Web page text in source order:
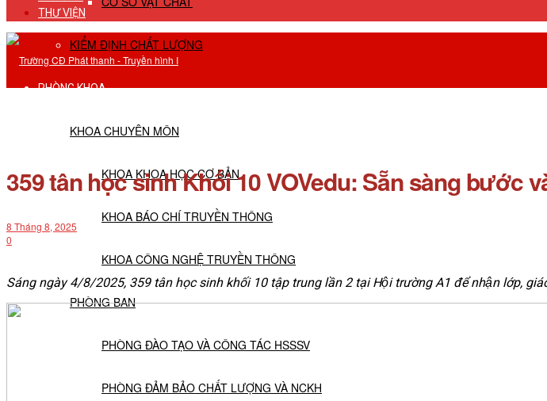
KIỂM ĐỊNH CHẤT LƯỢNG
PHÒNG KHOA
KHOA CHUYÊN MÔN
KHOA KHOA HỌC CƠ BẢN
KHOA BÁO CHÍ TRUYỀN THÔNG
KHOA CÔNG NGHỆ TRUYỀN THÔNG
PHÒNG BAN
PHÒNG ĐÀO TẠO VÀ CÔNG TÁC HSSSV
PHÒNG ĐẢM BẢO CHẤT LƯỢNG VÀ NCKH
THƯ VIỆN
359 tân học sinh Khối 10 VOVedu: Sẵn sàng bước
8 Tháng 8, 2025
0
Sáng ngày 4/8/2025, 359 tân học sinh khối 10 tập trung lần 2 tại Hội trường A1 để nhận lớp,